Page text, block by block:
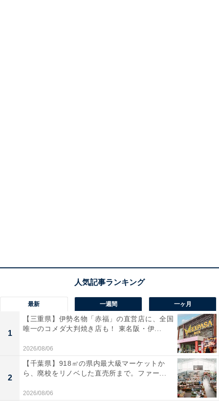
最新 一週間 一ヶ月
1
【三重県】伊勢名物「赤福」の直営店に、全国
唯一のコメダ大判焼き店も！ 東名阪・伊...
2026/08/06
2
【千葉県】918㎡の県内最大級マーケットか
ら、廃校をリノベした直売所まで。ファー...
2026/08/06